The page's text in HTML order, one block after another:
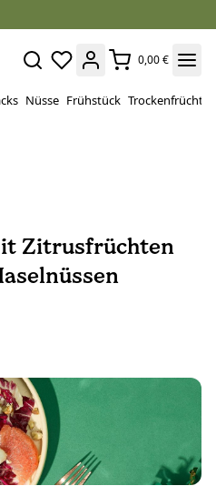
0,00 €
Nüsse Frühstück Trockenfrüchte
Zitrusfrüchten